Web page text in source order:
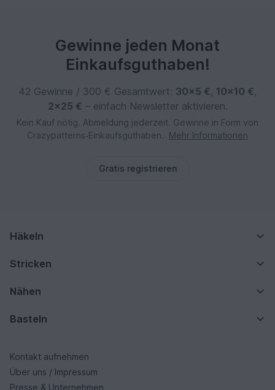
Gewinne jeden Monat
Einkaufsguthaben!
42 Gewinne / 300 € Gesamtwert: 30×5 €, 10×10 €,
2×25 € – einfach Newsletter aktivieren.
Kein Kauf nötig. Abmeldung jederzeit. Gewinne in Form von
Crazypatterns‑Einkaufsguthaben.
Mehr Informationen
Gratis registrieren
Häkeln
Stricken
Nähen
Basteln
Kontakt aufnehmen
Über uns / Impressum
Presse & Unternehmen